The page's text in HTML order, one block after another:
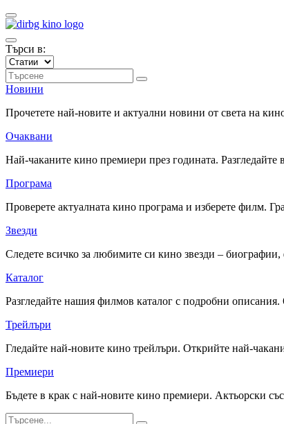
Търси в:
Новини
Прочетете най-новите и актуални новини от света на
Очаквани
Най-чаканите кино премиери през годината.
Програма
Проверете актуалната кино програма и изберете филм.
Звезди
Следете всичко за любимите си кино звезди –
Каталог
Разгледайте нашия филмов каталог с подробни
Трейлъри
Гледайте най-новите кино трейлъри. Открийте най-
Премиери
Бъдете в крак с най-новите кино премиери. Актьорски